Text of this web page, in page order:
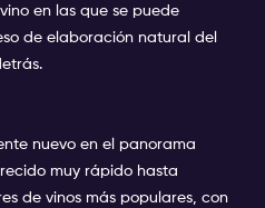
en las que se puede
de elaboración natural del
nuevo en el panorama
muy rápido hasta
de vinos más populares, con